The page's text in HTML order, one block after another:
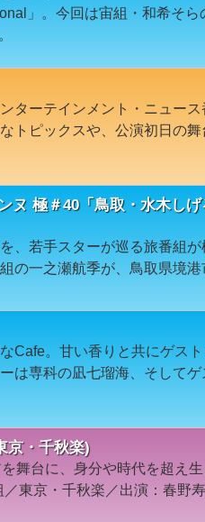
」。今回は宙組・和希そら
ターテインメント・ニュース
トピックスや、公演初日の
ヌ 極＃40「鳥取・水木しげ
、若手スターが巡る旅番組
の一之瀬航季が、鳥取県境
Cafe。甘い香りと共にゲス
は専科の凪七瑠海、そしてゲ
京・千秋楽)
舞台に、身分や時代を超え
東京・千秋楽／出演：春野